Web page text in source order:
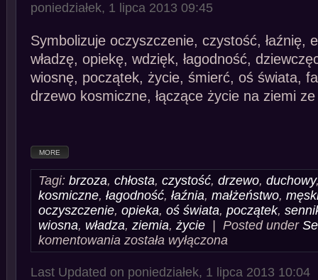
poniedziałek, 1 lipca 2013 09:45
Symbolizuje oczyszczenie, czystość, łaźnię,
władzę, opiekę, wdzięk, łagodność,
wiosnę, początek, życie, śmierć, oś świata,
drzewo kosmiczne, łączące życie na ziemi
MORE
Tagi: brzoza, chłosta, czystość, drzewo, duchowy
kosmiczne, łagodność, łaźnia, małżeństwo,
oczyszczenie, opieka, oś świata, początek,
wiosna, władza, ziemia, życie | Posted under
komentowania Sennik
Brzoza
została wyłączona
Last Updated on poniedziałek, 1 lipca 2013 10:04